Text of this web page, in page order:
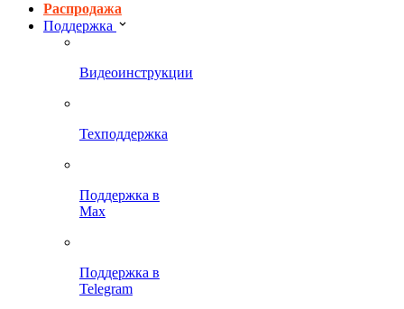
Распродажа
Поддержка
Видеоинструкции
Техподдержка
Поддержка в
Max
Поддержка в
Telegram